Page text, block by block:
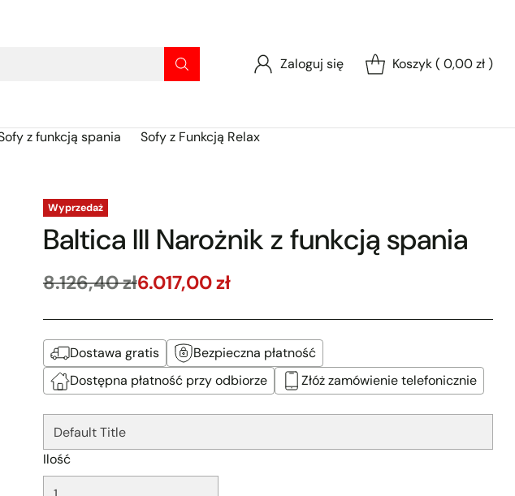
Zaloguj się Koszyk ( 0,00 zł )
z funkcją spania
Sofy z Funkcją Relax
Wyprzedaż
Baltica III Narożnik z funkcją spania
Cena
regularna
8.126,40 zł6.017,00 zł
Dostawa gratis
Bezpieczna płatność
Dostępna płatność przy odbiorze
Złóż zamówienie telefonicznie
Ilość